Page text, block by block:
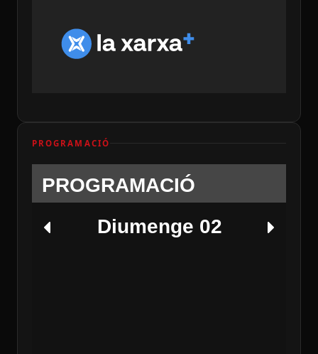
PROGRAMACIÓ
PROGRAMACIÓ
Diumenge 02